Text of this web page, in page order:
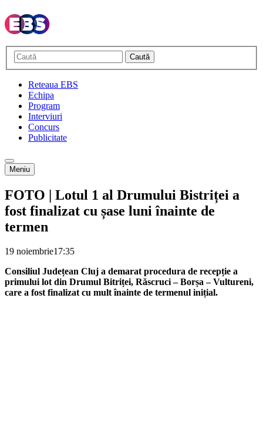
Caută
Reteaua EBS
Echipa
Program
Interviuri
Concurs
Publicitate
Meniu
FOTO | Lotul 1 al Drumului Bistriței a
fost finalizat cu șase luni înainte de
termen
19 noiembrie17:35
Consiliul Județean Cluj a demarat procedura de recepție a
primului lot din Drumul Bitriței, Răscruci – Borșa – Vultureni,
care a fost finalizat cu mult înainte de termenul inițial.